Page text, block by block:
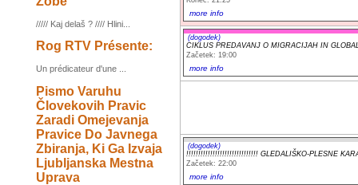
///// Kaj delaš ? //// Hlini...
Rog RTV Présente:
Un prédicateur d'une ...
Pismo Varuhu
Človekovih Pravic
Zaradi Omejevanja
Pravice Do Javnega
Zbiranja, Ki Ga Izvaja
Ljubljanska Mestna
Uprava
more info
(dogodek)
CIKLUS PREDAVANJ O MIGRACIJAH IN
Začetek: 19:00
more info
(dogodek)
!!!!!!!!!!!!!!!!!!!!!!!!!!!!!! GLEDALIŠKO-PLESNE
Začetek: 22:00
more info